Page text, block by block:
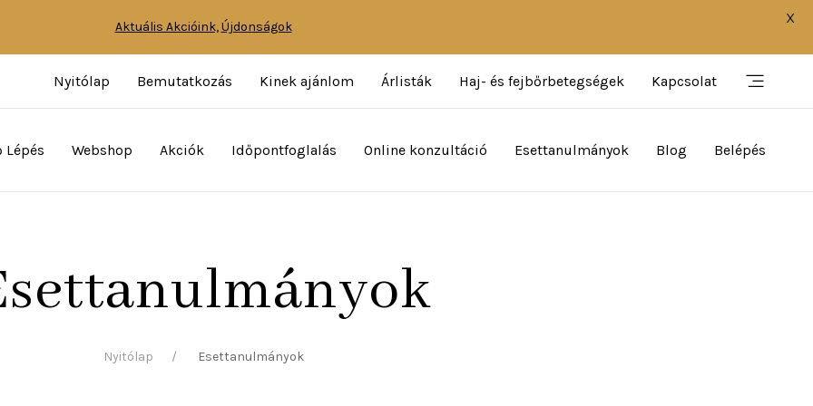
Nyitólap Bemutatkozás Kinek ajánlom Árlisták Haj- és fejbőrbetegségek Kapcsolat
Lépés Webshop Akciók Időpontfoglalás Online konzultáció Esettanulmányok Blog Belépés
Nyitólap Esettanulmányok
Aktuális Akcióink, Újdonságok
X